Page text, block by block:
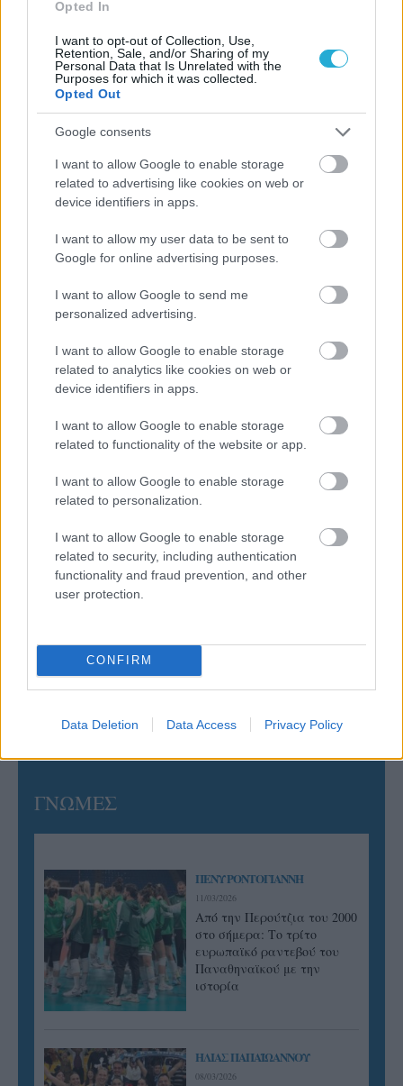
Opted In
I want to opt-out of Collection, Use,
Retention, Sale, and/or Sharing of my
Personal Data that Is Unrelated with the
Purposes for which it was collected.
Opted Out
Google consents
I want to allow Google to enable storage
related to advertising like cookies on web or
device identifiers in apps.
I want to allow my user data to be sent to
Google for online advertising purposes.
I want to allow Google to send me
personalized advertising.
I want to allow Google to enable storage
related to analytics like cookies on web or
device identifiers in apps.
I want to allow Google to enable storage
related to functionality of the website or app.
I want to allow Google to enable storage
related to personalization.
I want to allow Google to enable storage
related to security, including authentication
functionality and fraud prevention, and other
user protection.
CONFIRM
Data Deletion Data Access Privacy Policy
ΡΟΗ ΕΙΔΗΣΕΩΝ
06/08/2026
στην Ιταλία Β’
06/08/2026
Η FIVB σχεδιάζει να διοργανώσει το Παγκόσμιο
06/08/2026
με τον «Ιπτάμενο Ολλανδό» Βίλτενμπουργκ
05/08/2026
Ισόπαλο το πρωτο φιλικό τεστ της Εθνικής στο
Προς στρατηγική συνεργασία ΠΑΣΑΠΠ και
Πανεπιστημίου Πατρών
Πρώτο δυνατό τεστ της Εθνικής Γυναικών επί ιταλικού
εδάφους με Σουηδία
ΓΝΩΜΕΣ
ΠΕΝΥ ΡΟΝΤΟΓΙΑΝΝΗ
11/03/2026
Από την Περούτζια του 2000
στο σήμερα: Tο τρίτο
ευρωπαϊκό ραντεβού του
Παναθηναϊκού με την
ιστορία
ΗΛΙΑΣ ΠΑΠΑΪΩΑΝΝΟΥ
08/03/2026